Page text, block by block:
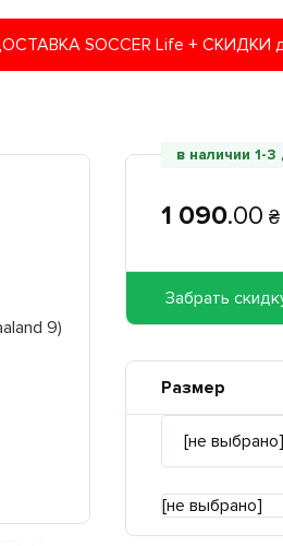
SOCCER Life + СКИДКИ
в наличии 1-3
1 090.00 ₴
Забрать
Размер
[не выбрано]